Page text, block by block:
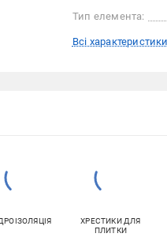
Тип елемента:
Всі характеристики
ХРЕСТИКИ ДЛЯ
ПЛИТКИ